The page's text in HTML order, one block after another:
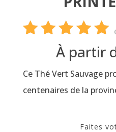
Noté5.00
sur 5
basé
sur
(
À partir
Ce Thé Vert Sauvage
centenaires de la
Faites